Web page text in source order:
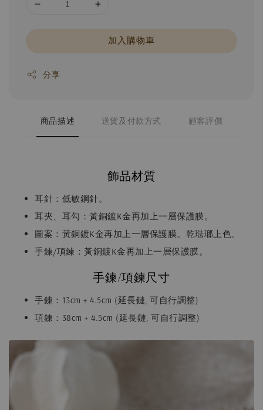
加入購物車
分享
商品描述 送貨及付款方式 顧客評價
飾品材質
耳針：低敏鋼針。
耳夾、耳勾：黃銅鍍K金再加上一層保護膜。
圖案：黃銅鍍K金再加上一層保護膜。乾琺瑯上色。
手鍊/項鍊：黃銅鍍K金再加上一層保護膜。
手鍊/項鍊尺寸
手鍊：13cm + 4.5cm (延長鏈, 可自行調整)
項鍊：38cm + 4.5cm (延長鏈, 可自行調整)